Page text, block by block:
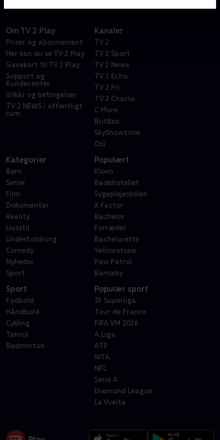
Om TV 2 Play
Priser og abonnement
Her kan du se TV 2 Play
Gavekort til TV 2 Play
Support og
Kundecenter
Vilkår og betingelser
TV 2 NEWS i offentligt
rum
Kanaler
TV 2
TV 2 Sport
TV 2 News
TV 2 Echo
TV 2 Fri
TV 2 Charlie
C More
BritBox
SkyShowtime
Oiii
Kategorier
Børn
Serier
Film
Dokumentar
Reality
Livsstil
Underholdning
Comedy
Nyheder
Sport
Populært
Klovn
Badehotellet
Sygeplejeskolen
X Factor
Bachelor
Forræder
Bachelorette
Yellowstone
Paw Patrol
Barnaby
Sport
Fodbold
Håndbold
Cykling
Tennis
Badminton
Populær sport
3F Superliga
Tour de France
FIFA VM 2026
A Liga
ATP
WTA
NFL
Serie A
Diamond League
La Vuelta